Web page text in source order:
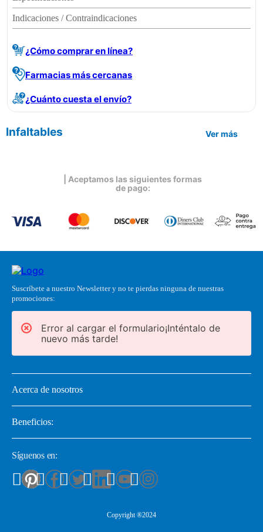
Indicaciones / Contraindicaciones
¿Cómo comprar en línea?
Farmacias más cercanas
¿Cuánto cuesta el envío?
Infaltables Ver más
| Aceptamos las siguientes formas
de pago:
Suscríbete a nuestro Newsletter y no te pierdas ninguna de nuestras
promociones:
Error al cargar el formulario¡Inténtalo de
nuevo más tarde!
Acerca de nosotros
Beneficios:
Síguenos en:
Copyright ®2024